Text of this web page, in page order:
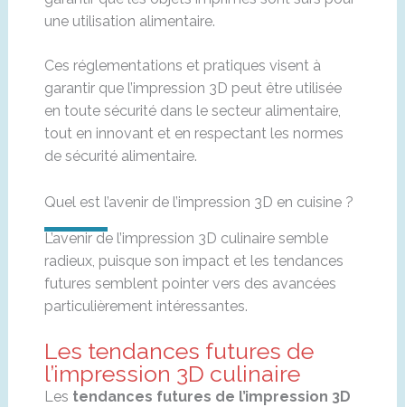
une utilisation alimentaire.
Ces réglementations et pratiques visent à
garantir que l’impression 3D peut être utilisée
en toute sécurité dans le secteur alimentaire,
tout en innovant et en respectant les normes
de sécurité alimentaire.
Quel est l’avenir de l’impression 3D en cuisine ?
L’avenir de l’impression 3D culinaire semble
radieux, puisque son impact et les tendances
futures semblent pointer vers des avancées
particulièrement intéressantes.
Les tendances futures de
l’impression 3D culinaire
Les tendances futures de l’impression 3D